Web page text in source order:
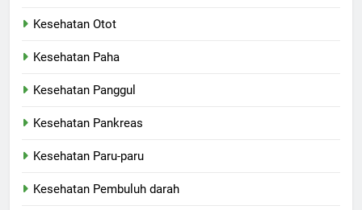
Kesehatan Otot
Kesehatan Paha
Kesehatan Panggul
Kesehatan Pankreas
Kesehatan Paru-paru
Kesehatan Pembuluh darah